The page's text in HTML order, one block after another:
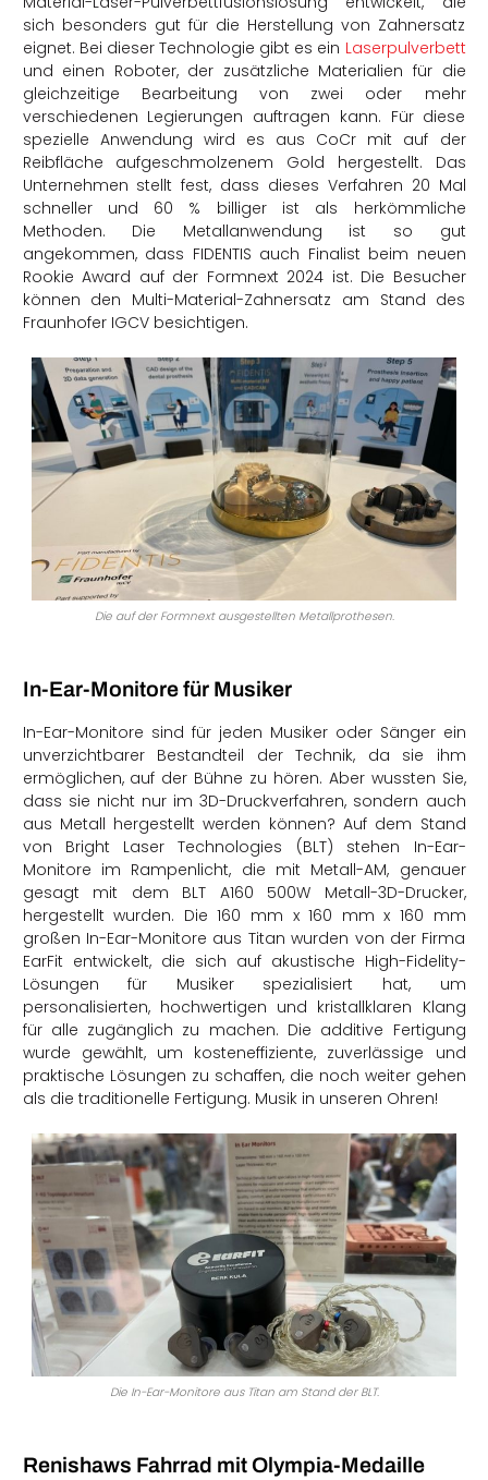
sich besonders gut für die Herstellung von Zahnersatz
eignet. Bei dieser Technologie gibt es ein Laserpulverbett
und einen Roboter, der zusätzliche Materialien für die
gleichzeitige Bearbeitung von zwei oder mehr
verschiedenen Legierungen auftragen kann. Für diese
spezielle Anwendung wird es aus CoCr mit auf der
Reibfläche aufgeschmolzenem Gold hergestellt. Das
Unternehmen stellt fest, dass dieses Verfahren 20 Mal
schneller und 60 % billiger ist als herkömmliche
Methoden. Die Metallanwendung ist so gut
angekommen, dass FIDENTIS auch Finalist beim neuen
Rookie Award auf der Formnext 2024 ist. Die Besucher
können den Multi-Material-Zahnersatz am Stand des
Fraunhofer IGCV besichtigen.
Die auf der Formnext ausgestellten Metallprothesen.
In-Ear-Monitore für Musiker
In-Ear-Monitore sind für jeden Musiker oder Sänger ein
unverzichtbarer Bestandteil der Technik, da sie ihm
ermöglichen, auf der Bühne zu hören. Aber wussten Sie,
dass sie nicht nur im 3D-Druckverfahren, sondern auch
aus Metall hergestellt werden können? Auf dem Stand
von Bright Laser Technologies (BLT) stehen In-Ear-
Monitore im Rampenlicht, die mit Metall-AM, genauer
gesagt mit dem BLT A160 500W Metall-3D-Drucker,
hergestellt wurden. Die 160 mm x 160 mm x 160 mm
großen In-Ear-Monitore aus Titan wurden von der Firma
EarFit entwickelt, die sich auf akustische High-Fidelity-
Lösungen für Musiker spezialisiert hat, um
personalisierten, hochwertigen und kristallklaren Klang
für alle zugänglich zu machen. Die additive Fertigung
wurde gewählt, um kosteneffiziente, zuverlässige und
praktische Lösungen zu schaffen, die noch weiter gehen
als die traditionelle Fertigung. Musik in unseren Ohren!
Die In-Ear-Monitore aus Titan am Stand der BLT.
Renishaws Fahrrad mit Olympia-Medaille